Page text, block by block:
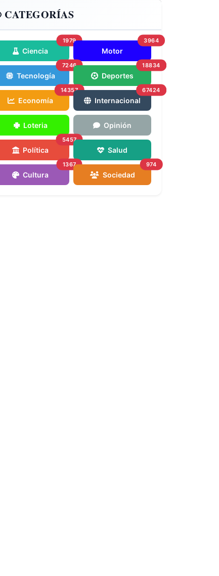
CATEGORÍAS
Ciencia
1979
Motor
3964
Tecnología
7246
Deportes
18834
Economía
14357
Internacional
67424
Loteria Opinión
Política
5457
Salud
Cultura
1367
Sociedad
974